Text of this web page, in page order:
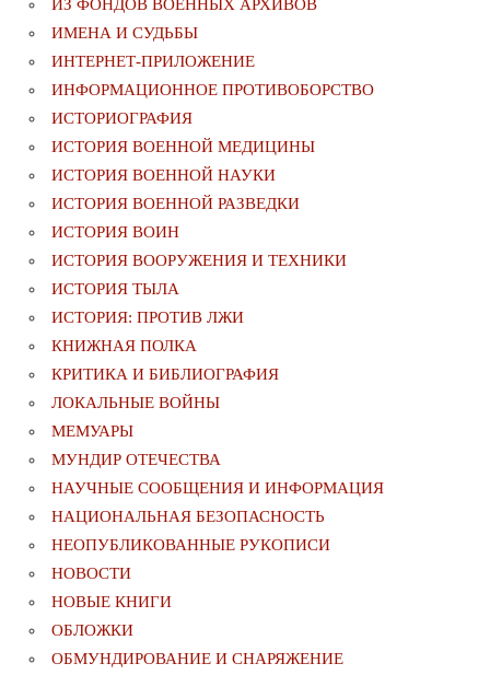
ИЗ ФОНДОВ ВОЕННЫХ АРХИВОВ
ИМЕНА И СУДЬБЫ
ИНТЕРНЕТ-ПРИЛОЖЕНИЕ
ИНФОРМАЦИОННОЕ ПРОТИВОБОРСТВО
ИСТОРИОГРАФИЯ
ИСТОРИЯ ВОЕННОЙ МЕДИЦИНЫ
ИСТОРИЯ ВОЕННОЙ НАУКИ
ИСТОРИЯ ВОЕННОЙ РАЗВЕДКИ
ИСТОРИЯ ВОИН
ИСТОРИЯ ВООРУЖЕНИЯ И ТЕХНИКИ
ИСТОРИЯ ТЫЛА
ИСТОРИЯ: ПРОТИВ ЛЖИ
КНИЖНАЯ ПОЛКА
КРИТИКА И БИБЛИОГРАФИЯ
ЛОКАЛЬНЫЕ ВОЙНЫ
МЕМУАРЫ
МУНДИР ОТЕЧЕСТВА
НАУЧНЫЕ СООБЩЕНИЯ И ИНФОРМАЦИЯ
НАЦИОНАЛЬНАЯ БЕЗОПАСНОСТЬ
НЕОПУБЛИКОВАННЫЕ РУКОПИСИ
НОВОСТИ
НОВЫЕ КНИГИ
ОБЛОЖКИ
ОБМУНДИРОВАНИЕ И СНАРЯЖЕНИЕ